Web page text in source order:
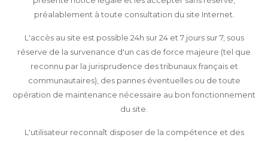
préalablement à toute consultation du site Internet.
L'accès au site est possible 24h sur 24 et 7 jours sur 7, sous
réserve de la survenance d'un cas de force majeure (tel que
reconnu par la jurisprudence des tribunaux français et
communautaires), des pannes éventuelles ou de toute
opération de maintenance nécessaire au bon fonctionnement
du site.
L'utilisateur reconnaît disposer de la compétence et des